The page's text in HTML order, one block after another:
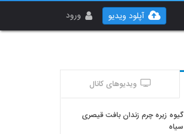
ورود آپلود ویدیو
ویدیوهای کانال
گیوه زیره چرم زندان بافت قیصری
سیاه